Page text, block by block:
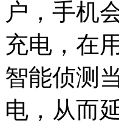
户，手机
充电，在
智能侦测
电，从而